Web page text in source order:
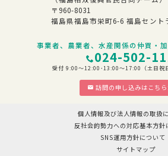
〒960-8031
福島県福島市栄町6-6 福島セント
事業者、農業者、水産関係の仲買・
024-502-
受付 9:00～12:00･13:00～17:00（土日祝
訪問の申し込みはこちら
個人情報及び法人情報の取扱
反社会的勢力への対応基本方針
SNS運用方針について
サイトマップ